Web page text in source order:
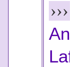
›››